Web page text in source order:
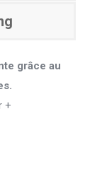
grâce au
+